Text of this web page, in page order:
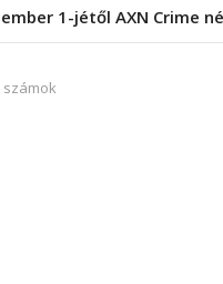
1-jétől AXN Crime
számok